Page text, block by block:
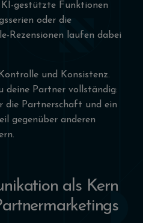
gestützte Funktionen
oder die
Rezensionen laufen dabei
und Konsistenz.
deine Partner vollständig:
die Partnerschaft und ein
gegenüber anderen
als Kern